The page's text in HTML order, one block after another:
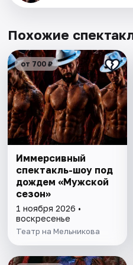
Похожие
от 700 ₽
Иммерсивный
спектакль-шоу под
дождем «Мужской
сезон»
1 ноября 2026 •
воскресенье
Театр на Мельникова